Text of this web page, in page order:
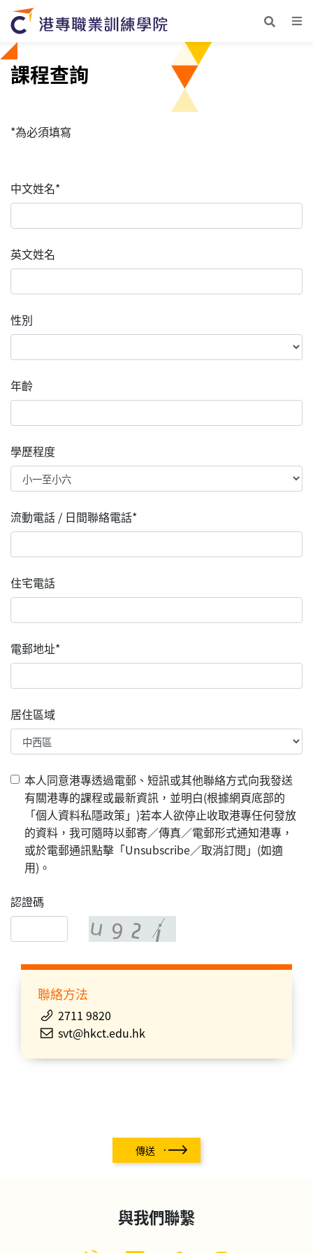
課程查詢
*為必須填寫
中文姓名*
英文姓名
性別
年齡
學歷程度
流動電話 / 日間聯絡電話*
住宅電話
電郵地址*
居住區域
本人同意港專透過電郵、短訊或其他聯絡方式向我發送
有關港專的課程或最新資訊，並明白(根據網頁底部的
「個人資料私隱政策」)若本人欲停止收取港專任何發放
的資料，我可隨時以郵寄／傳真／電郵形式通知港專，
或於電郵通訊點擊「Unsubscribe／取消訂閱」(如適
用)。
認證碼
聯絡方法
2711 9820
svt@hkct.edu.hk
傳送
與我們聯繫